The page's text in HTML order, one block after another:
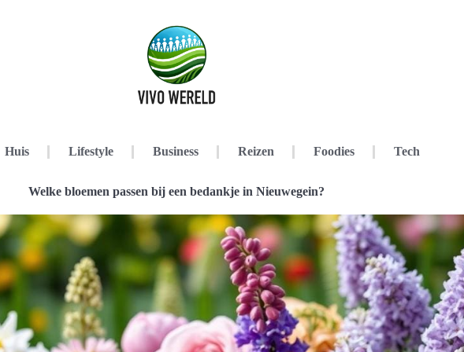
Huis Lifestyle Business Reizen Foodies Tech
Welke bloemen passen bij een bedankje in Nieuwegein?